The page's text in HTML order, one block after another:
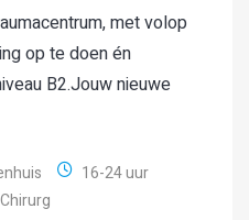
met volop
op te doen én
B2.Jouw nieuwe
16-24 uur
Chirurg